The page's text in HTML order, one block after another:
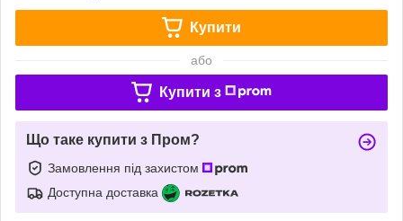
Купити
або
Купити з
Що таке купити з Пром?
Замовлення під захистом
Доступна доставка